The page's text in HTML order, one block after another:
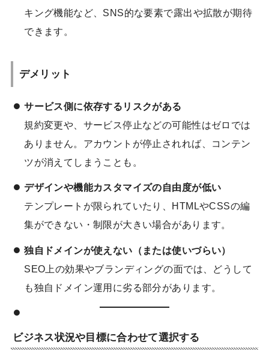
キング機能など、SNS的な要素で露出や拡散が期待
できます。
デメリット
サービス側に依存するリスクがある
規約変更や、サービス停止などの可能性はゼロでは
ありません。アカウントが停止されれば、コンテン
ツが消えてしまうことも。
デザインや機能カスタマイズの自由度が低い
テンプレートが限られていたり、HTMLやCSSの編
集ができない・制限が大きい場合があります。
独自ドメインが使えない（または使いづらい）
SEO上の効果やブランディングの面では、どうして
も独自ドメイン運用に劣る部分があります。
ビジネス状況や目標に合わせて選択する